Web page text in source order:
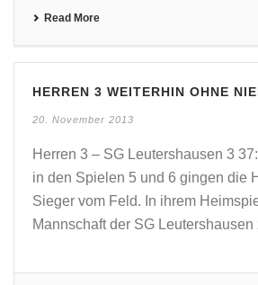
Read More
HERREN 3 WEITERHIN OHNE
20. November 2013
Herren 3 – SG Leutershausen 3
in den Spielen 5 und 6 gingen die
Sieger vom Feld. In ihrem
Mannschaft der SG Leutershausen